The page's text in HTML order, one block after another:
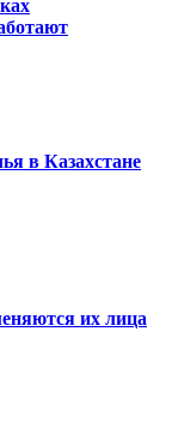
в Казахстане
их лица